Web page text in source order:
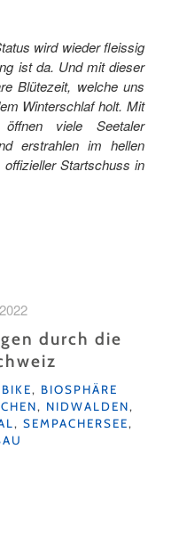
wird wieder fleissig
ist da. Und mit dieser
Blütezeit, welche uns
Winterschlaf holt. Mit
öffnen viele Seetaler
erstrahlen im hellen
Startschuss in
durch die
BIKE, BIOSPHÄRE
, NIDWALDEN,
, SEMPACHERSEE,